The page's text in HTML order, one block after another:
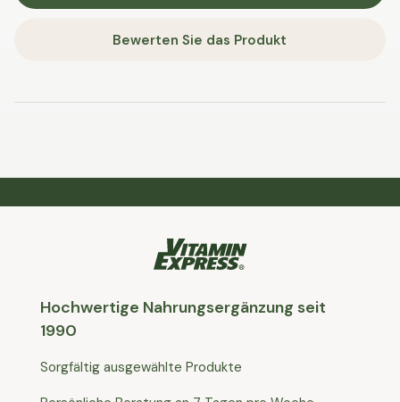
Bewerten Sie das Produkt
Hochwertige Nahrungsergänzung seit
1990
Sorgfältig ausgewählte Produkte